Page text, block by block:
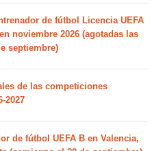
de fútbol Licencia UEFA
noviembre 2026 (agotadas las
septiembre)
de las competiciones
2027
de fútbol UEFA B en Valencia,